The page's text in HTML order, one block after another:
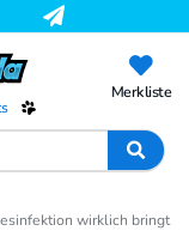
Merkliste
wirklich bringt